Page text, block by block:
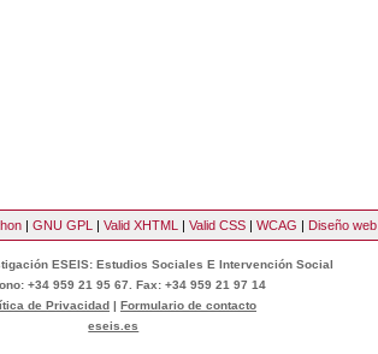
| GNU GPL | Valid XHTML | Valid CSS | WCAG | Diseño web
ESEIS: Estudios Sociales E Intervención Social
+34 959 21 95 67. Fax: +34 959 21 97 14
de Privacidad | Formulario de contacto
eseis.es